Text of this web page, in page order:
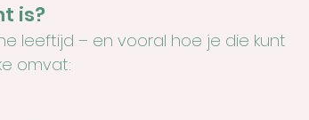
is?
leeftijd – en vooral hoe je die kunt
omvat: